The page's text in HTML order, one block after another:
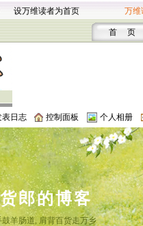
设万维读者为首页 万维
首 页
表日志 控制面板 个人相册
郎的博客
鼓羊肠道, 肩背百货走万乡